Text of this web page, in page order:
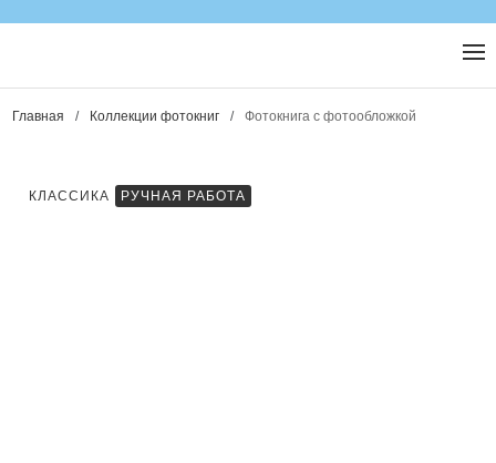
Главная / Коллекции фотокниг / Фотокнига с фотообложкой
КЛАССИКА РУЧНАЯ РАБОТА